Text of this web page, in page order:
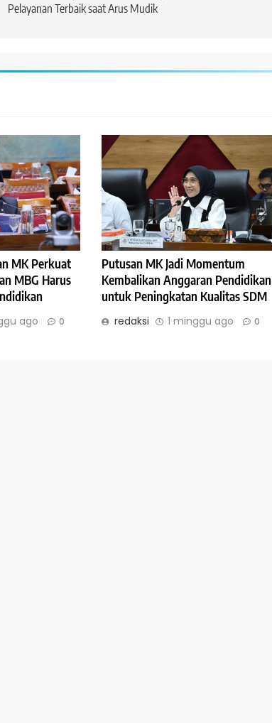
Pelayanan Terbaik saat Arus Mudik
MK Perkuat
MBG Harus
ago 0
Putusan MK Jadi Momentum
Kembalikan Anggaran Pendidikan
untuk Peningkatan Kualitas SDM
redaksi 1 minggu ago 0